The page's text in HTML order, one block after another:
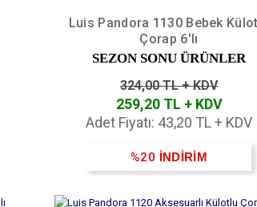
Luis Pandora 1130 Bebek
Çorap 6'lı
SEZON SONU ÜRÜNLER
324,00 TL + KDV
259,20 TL + KDV
Adet Fiyatı: 43,20 TL + KDV
%20 İNDİRİM